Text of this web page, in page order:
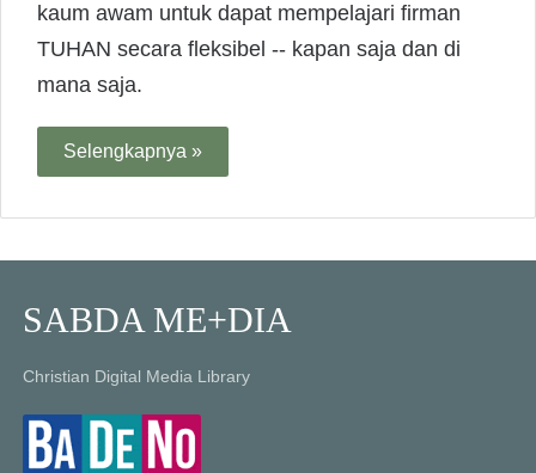
kaum awam untuk dapat mempelajari firman
TUHAN secara fleksibel -- kapan saja dan di
mana saja.
Selengkapnya »
SABDA ME+DIA
Christian Digital Media Library